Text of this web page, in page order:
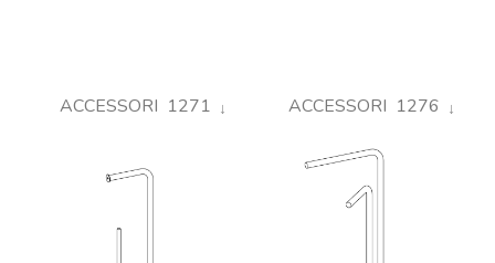
ACCESSORI 1271 ACCESSORI 1276